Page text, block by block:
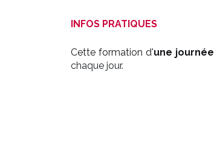
INFOS PRATIQUES
Cette formation d'une journée
chaque jour.